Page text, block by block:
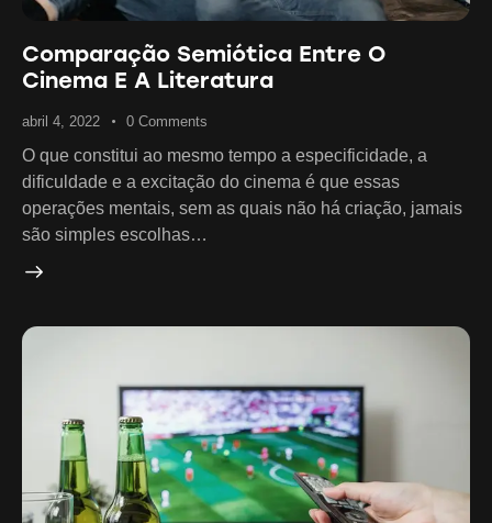
Comparação Semiótica Entre O
Cinema E A Literatura
abril 4, 2022 0 Comments
O que constitui ao mesmo tempo a especificidade, a
dificuldade e a excitação do cinema é que essas
operações mentais, sem as quais não há criação, jamais
são simples escolhas…